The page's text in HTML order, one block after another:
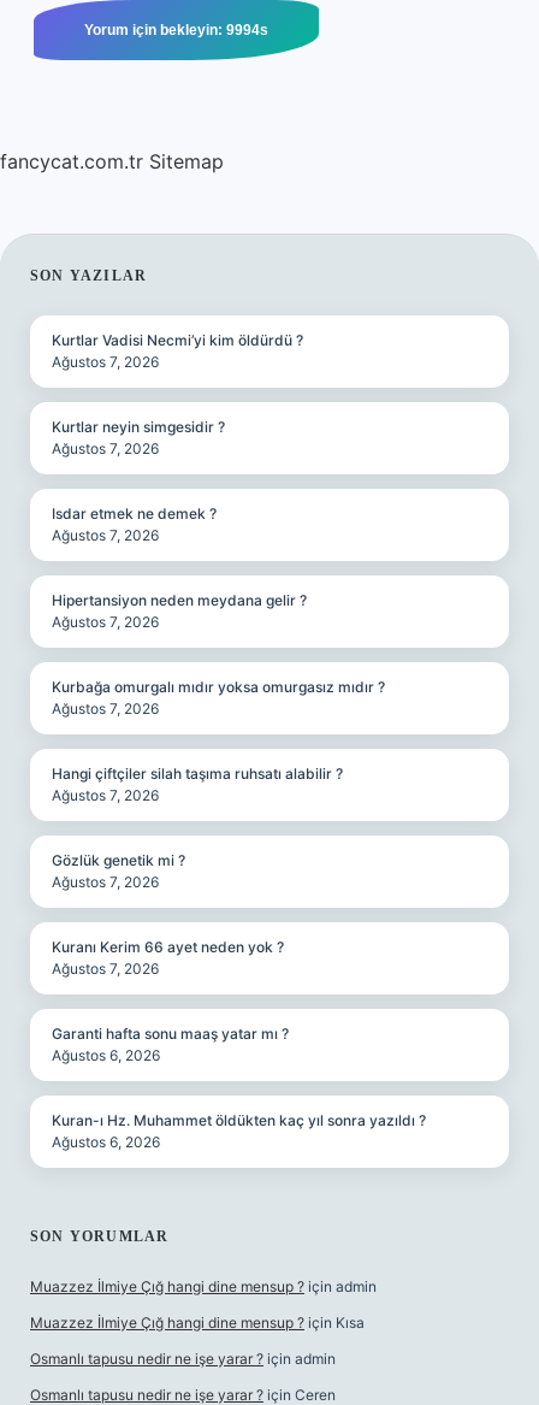
fancycat.com.tr Sitemap
SIDEBAR
SON YAZILAR
Kurtlar Vadisi Necmi’yi kim öldürdü ?
Ağustos 7, 2026
Kurtlar neyin simgesidir ?
Ağustos 7, 2026
Isdar etmek ne demek ?
Ağustos 7, 2026
Hipertansiyon neden meydana gelir ?
Ağustos 7, 2026
Kurbağa omurgalı mıdır yoksa omurgasız mıdır ?
Ağustos 7, 2026
Hangi çiftçiler silah taşıma ruhsatı alabilir ?
Ağustos 7, 2026
Gözlük genetik mi ?
Ağustos 7, 2026
Kuranı Kerim 66 ayet neden yok ?
Ağustos 7, 2026
Garanti hafta sonu maaş yatar mı ?
Ağustos 6, 2026
Kuran-ı Hz. Muhammet öldükten kaç yıl sonra yazıldı ?
Ağustos 6, 2026
SON YORUMLAR
Muazzez İlmiye Çığ hangi dine mensup ? için admin
Muazzez İlmiye Çığ hangi dine mensup ? için Kısa
Osmanlı tapusu nedir ne işe yarar ? için admin
Osmanlı tapusu nedir ne işe yarar ? için Ceren